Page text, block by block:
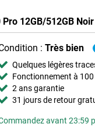
12GB/512GB Noir
: Très bien
Quelques légères
Fonctionnement à 100
2 ans garantie
31 jours de retour
avant 23:59